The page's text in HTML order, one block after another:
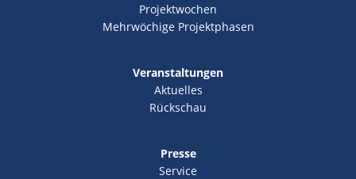
Projektwochen
Mehrwöchige Projektphasen
Veranstaltungen
Aktuelles
Rückschau
Presse
Service